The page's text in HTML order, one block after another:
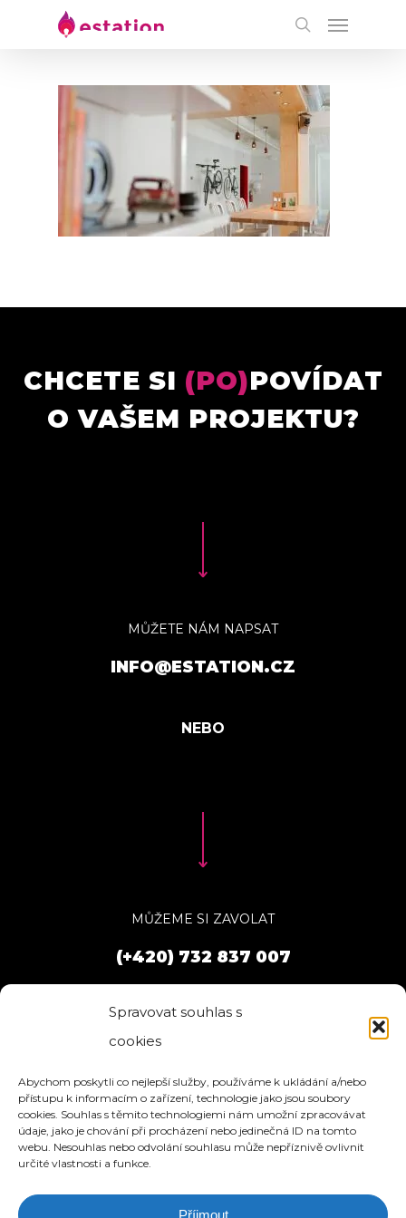
Spravovat souhlas s
cookies
Abychom poskytli co nejlepší služby, používáme k ukládání a/nebo
přístupu k informacím o zařízení, technologie jako jsou soubory
cookies. Souhlas s těmito technologiemi nám umožní zpracovávat
údaje, jako je chování při procházení nebo jedinečná ID na tomto
webu. Nesouhlas nebo odvolání souhlasu může nepříznivě ovlivnit
určité vlastnosti a funkce.
Příjmout
CHCETE SI (PO)POVÍDAT
O VAŠEM PROJEKTU?
MŮŽETE NÁM NAPSAT
INFO@ESTATION.CZ
MŮŽEME SI ZAVOLAT
(+420) 732 837 007